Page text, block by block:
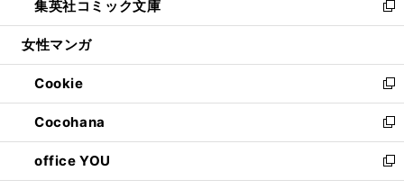
く
で
開
ド
ウ
開
く
ィ
ン
ウ
で
開
く
い
ウ
ン
ド
ウ
で
開
く
集英社コミック文庫
新
し
ウ
ィ
ン
ド
ウ
で
開
女性マンガ
Cookie
新
し
い
ウ
ィ
ン
Cocohana
新
し
い
ウ
office YOU
新
し